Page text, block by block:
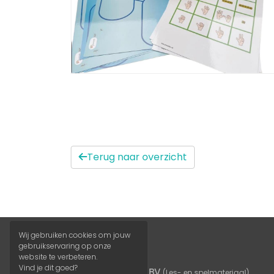
Terug naar overzicht
Wij gebruiken cookies om jouw
gebruikservaring op onze
website te verbeteren.
Vind je dit goed?